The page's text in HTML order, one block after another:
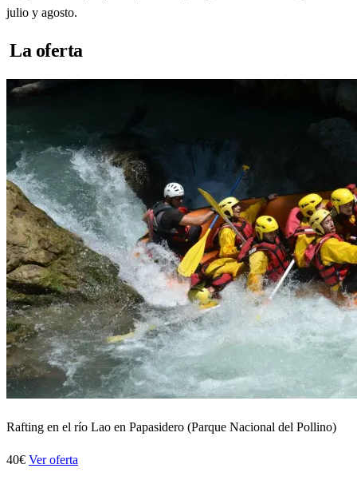
julio y agosto.
La oferta
Rafting en el río Lao en Papasidero (Parque Nacional del Pollino)
40€ Ver oferta